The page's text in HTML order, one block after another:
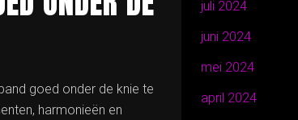
goed onder de knie te
harmonieën en
juli 2024
juni 2024
mei 2024
april 2024